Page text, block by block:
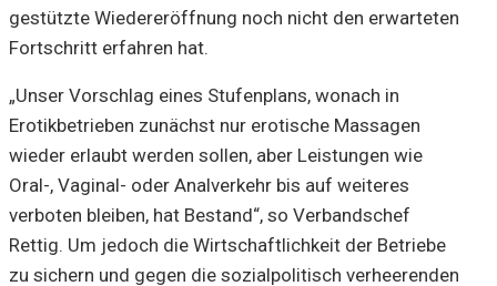
gestützte Wiedereröffnung noch nicht den erwarteten
Fortschritt erfahren hat.
„Unser Vorschlag eines Stufenplans, wonach in
Erotikbetrieben zunächst nur erotische Massagen
wieder erlaubt werden sollen, aber Leistungen wie
Oral-, Vaginal- oder Analverkehr bis auf weiteres
verboten bleiben, hat Bestand“, so Verbandschef
Rettig. Um jedoch die Wirtschaftlichkeit der Betriebe
zu sichern und gegen die sozialpolitisch verheerenden